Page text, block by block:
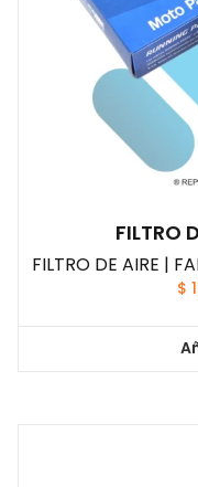
FILTRO
FILTRO DE AIRE |
$